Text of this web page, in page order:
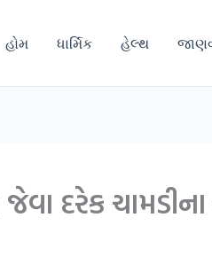
હોમ ધાર્મિક હેલ્થ
દરેક ચામડીના